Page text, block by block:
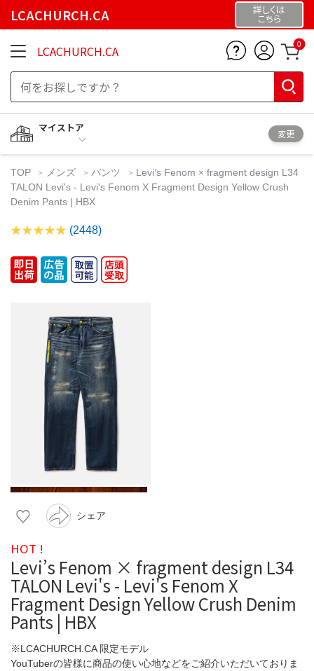
LCACHURCH.CA 詳しくは
こちら
LCACHURCH.CA 0
マイストア
変更
TOP メンズ パンツ
Levi’s Fenom × fragment design L34
TALON Levi's - Levi's Fenom X Fragment Design Yellow Crush
Denim Pants | HBX
(2448)
シェア
HOT !
Levi’s Fenom × fragment design L34
TALON Levi's - Levi's Fenom X
Fragment Design Yellow Crush Denim
Pants | HBX
※LCACHURCH.CA 限定モデル
YouTuberの皆様に商品の使い心地などをご紹介いただいておりま